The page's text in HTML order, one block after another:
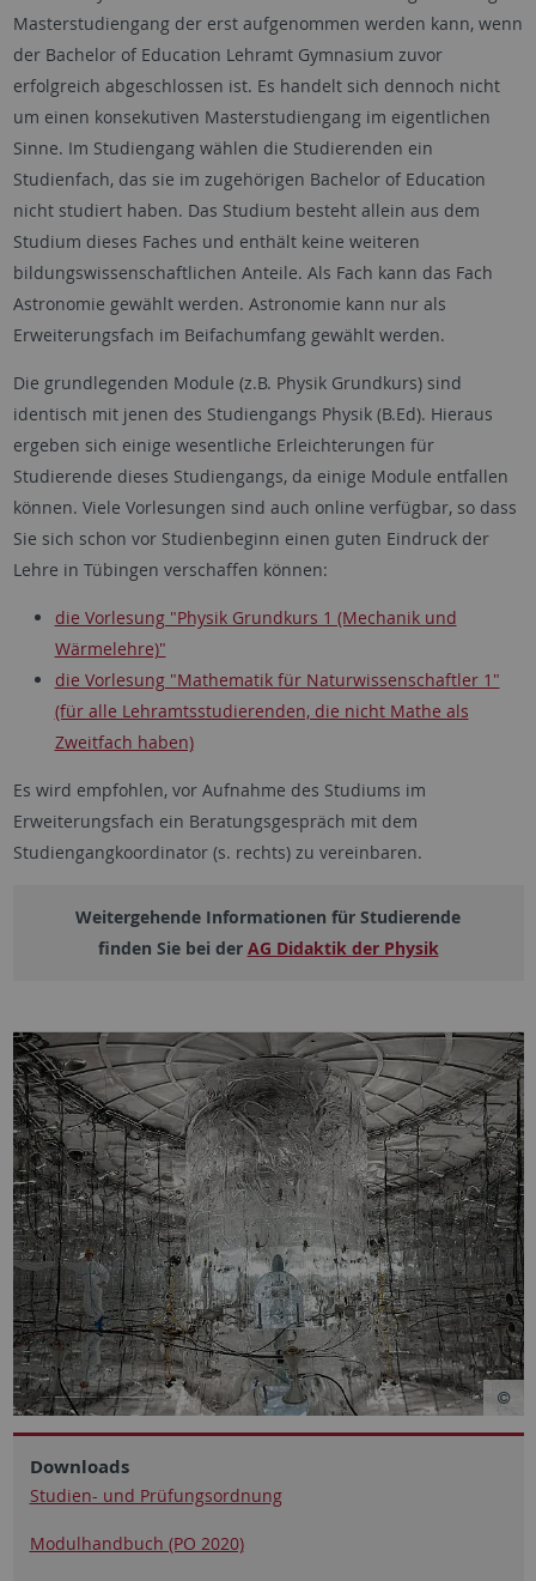
Masterstudiengang der erst aufgenommen werden kann, wenn
der Bachelor of Education Lehramt Gymnasium zuvor
erfolgreich abgeschlossen ist. Es handelt sich dennoch nicht
um einen konsekutiven Masterstudiengang im eigentlichen
Sinne. Im Studiengang wählen die Studierenden ein
Studienfach, das sie im zugehörigen Bachelor of Education
nicht studiert haben. Das Studium besteht allein aus dem
Studium dieses Faches und enthält keine weiteren
bildungswissenschaftlichen Anteile. Als Fach kann das Fach
Astronomie gewählt werden. Astronomie kann nur als
Erweiterungsfach im Beifachumfang gewählt werden.
Die grundlegenden Module (z.B. Physik Grundkurs) sind
identisch mit jenen des Studiengangs Physik (B.Ed). Hieraus
ergeben sich einige wesentliche Erleichterungen für
Studierende dieses Studiengangs, da einige Module entfallen
können. Viele Vorlesungen sind auch online verfügbar, so dass
Sie sich schon vor Studienbeginn einen guten Eindruck der
Lehre in Tübingen verschaffen können:
die Vorlesung "Physik Grundkurs 1 (Mechanik und
Wärmelehre)"
die Vorlesung "Mathematik für Naturwissenschaftler 1"
(für alle Lehramtsstudierenden, die nicht Mathe als
Zweitfach haben)
Es wird empfohlen, vor Aufnahme des Studiums im
Erweiterungsfach ein Beratungsgespräch mit dem
Studiengangkoordinator (s. rechts) zu vereinbaren.
Weitergehende Informationen für Studierende
finden Sie bei der AG Didaktik der Physik
Downloads
Studien- und Prüfungsordnung
Modulhandbuch (PO 2020)